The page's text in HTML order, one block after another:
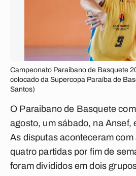
Campeonato Paraibano de Basquete
colocado da Supercopa Paraíba de
Santos)
O Paraibano de Basquete
agosto, um sábado, na Ansef,
As disputas aconteceram com
quatro partidas por fim de
foram divididos em dois